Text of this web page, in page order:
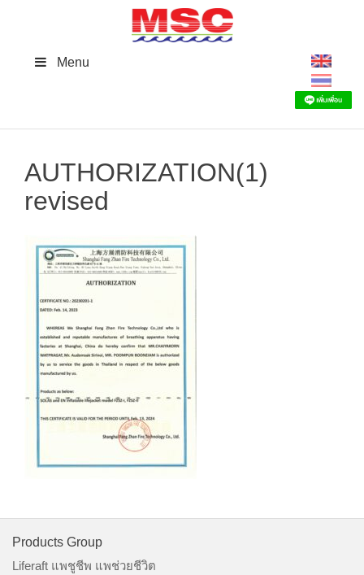
Menu
AUTHORIZATION(1)
revised
Products Group
Liferaft แพชูชีพ แพช่วยชีวิต